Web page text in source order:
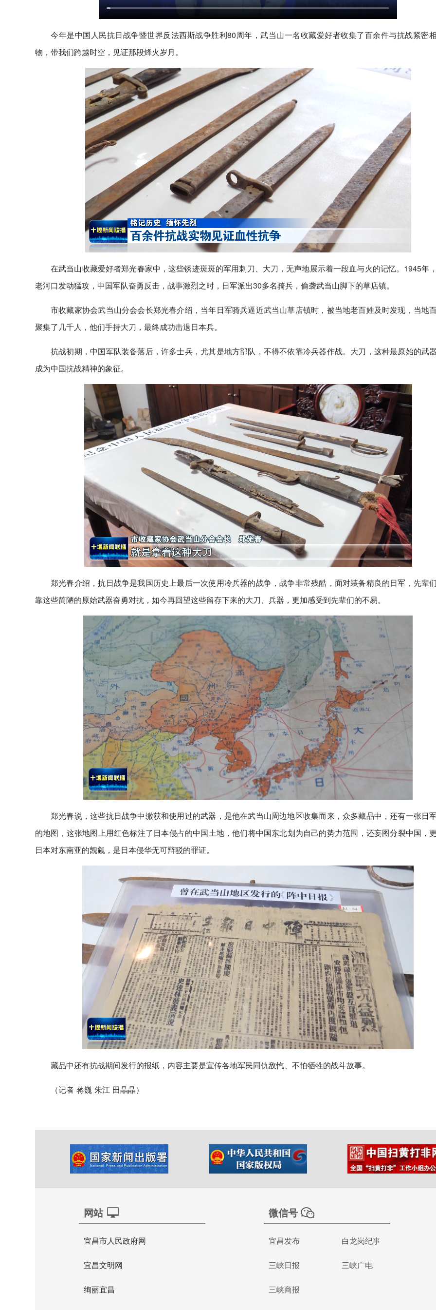
今年是中国人民抗日战争暨世界反法西斯战争胜利80周年，武当山一名收藏爱好者收集了百余件与抗战紧密
物，带我们跨越时空，见证那段烽火岁月。
在武当山收藏爱好者郑光春家中，这些锈迹斑斑的军用刺刀、大刀，无声地展示着一段血与火的记忆。1945年
老河口发动猛攻，中国军队奋勇反击，战事激烈之时，日军派出30多名骑兵，偷袭武当山脚下的草店镇。
市收藏家协会武当山分会会长郑光春介绍，当年日军骑兵逼近武当山草店镇时，被当地老百姓及时发现，当地
聚集了几千人，他们手持大刀，最终成功击退日本兵。
抗战初期，中国军队装备落后，许多士兵，尤其是地方部队，不得不依靠冷兵器作战。大刀，这种最原始的武
成为中国抗战精神的象征。
郑光春介绍，抗日战争是我国历史上最后一次使用冷兵器的战争，战争非常残酷，面对装备精良的日军，先辈
靠这些简陋的原始武器奋勇对抗，如今再回望这些留存下来的大刀、兵器，更加感受到先辈们的不易。
郑光春说，这些抗日战争中缴获和使用过的武器，是他在武当山周边地区收集而来，众多藏品中，还有一张日
的地图，这张地图上用红色标注了日本侵占的中国土地，他们将中国东北划为自己的势力范围，还妄图分裂中国，
日本对东南亚的觊觎，是日本侵华无可辩驳的罪证。
藏品中还有抗战期间发行的报纸，内容主要是宣传各地军民同仇敌忾、不怕牺牲的战斗故事。
（记者 蒋巍 朱江 田晶晶）
网站
宜昌市人民政府网
宜昌文明网
绚丽宜昌
微信号
宜昌发布 白龙岗纪事
三峡日报 三峡广电
三峡商报